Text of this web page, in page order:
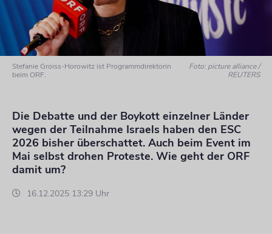
Stefanie Groiss-Horowitz ist Programmdirektorin
beim ORF.
Foto: picture alliance /
REUTERS
Die Debatte und der Boykott einzelner Länder
wegen der Teilnahme Israels haben den ESC
2026 bisher überschattet. Auch beim Event im
Mai selbst drohen Proteste. Wie geht der ORF
damit um?
16.12.2025 13:29 Uhr